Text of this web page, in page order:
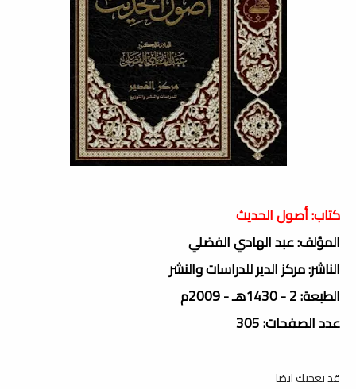
كتاب: أصول الحديث
المؤلف: عبد الهادي الفضلي
الناشر: مركز الدير للدراسات والنشر
الطبعة: 2 - 1430هـ - 2009م
عدد الصفحات: 305
قد يعجبك ايضا